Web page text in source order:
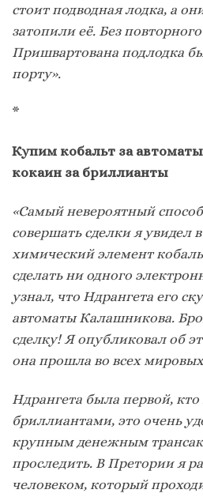
стоит подводная лодка, а
затопили её. Без
Пришвартована подлодка
порту».
*
Купим кобальт за
кокаин за бриллианты
«Самый невероятный
совершать сделки я увидел
химический элемент
сделать ни одного
узнал, что Ндрангета его
автоматы Калашникова.
сделку! Я опубликовал об
она прошла во всех
Ндрангета была первой,
бриллиантами, это очень
крупным денежным
проследить. В Претории я
человеком, который